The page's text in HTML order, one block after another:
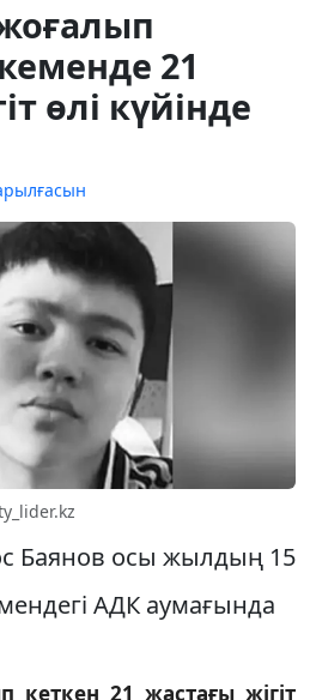
21
өлі күйінде
Баянов осы жылдың 15
АДК аумағында
кеткен 21 жастағы жігіт